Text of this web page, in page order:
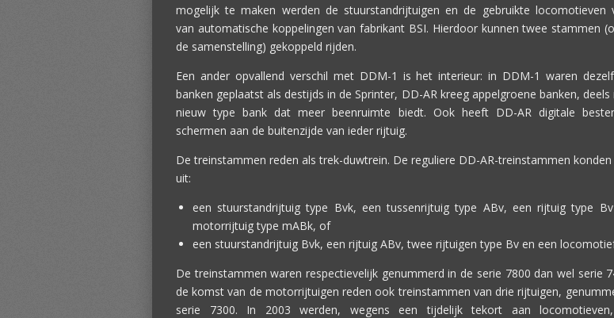
mogelijk te maken werden de stuurstandrijtuigen en de gebruikte locomotieven
van automatische koppelingen van fabrikant BSI. Hierdoor kunnen twee stammen
de samenstelling) gekoppeld rijden.
Een ander opvallend verschil met DDM-1 is het interieur: in DDM-1 waren
banken geplaatst als destijds in de Sprinter, DD-AR kreeg appelgroene banken, deels
nieuw type bank dat meer beenruimte biedt. Ook heeft DD-AR digitale
schermen aan de buitenzijde van ieder rijtuig.
De treinstammen reden als trek-duwtrein. De reguliere DD-AR-treinstammen
uit:
een stuurstandrijtuig type Bvk, een tussenrijtuig type ABv, een rijtuig type
motorrijtuig type mABk, of
een stuurstandrijtuig Bvk, een rijtuig ABv, twee rijtuigen type Bv en een
De treinstammen waren respectievelijk genummerd in de serie 7800 dan wel serie
de komst van de motorrijtuigen reden ook treinstammen van drie rijtuigen,
serie 7300. In 2003 werden, wegens een tijdelijk tekort aan